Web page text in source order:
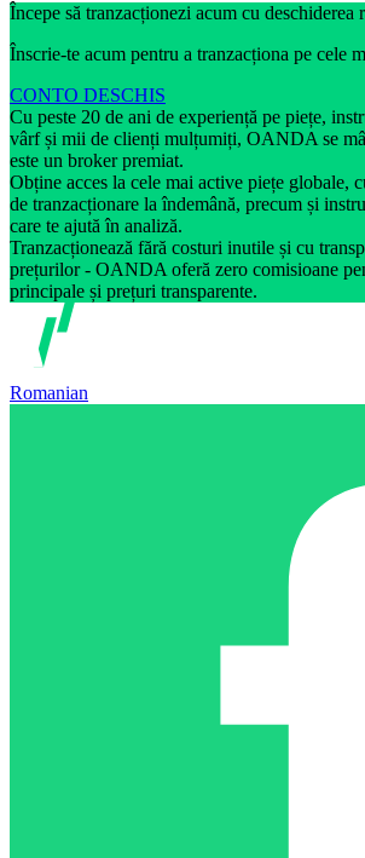
Începe să tranzacționezi acum cu deschiderea
Înscrie-te acum pentru a tranzacționa pe cele
CONTO DESCHIS
Cu peste 20 de ani de experiență pe piețe,
vârf și mii de clienți mulțumiți, OANDA se
este un broker premiat.
Obține acces la cele mai active piețe globale,
de tranzacționare la îndemână, precum și
care te ajută în analiză.
Tranzacționează fără costuri inutile și cu
prețurilor - OANDA oferă zero comisioane
principale și prețuri transparente.
Romanian